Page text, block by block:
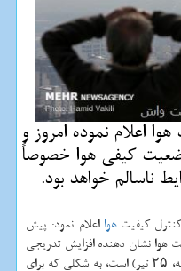
اعلام نموده امروز و
كیفی هوا خصوصاً
ناسالم خواهد بود.
كیفیتهوا اعلام نمود: پیش
هوا نشان دهنده افزایش تدریجی
میزان ناپایداری جوی در روز جاری (سه شنبه، ۲۵ تیر) است، به شكلی كه برای